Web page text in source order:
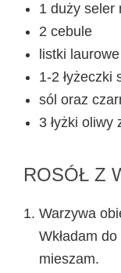
1 duży seler
2 cebule
listki
1-2 łyżeczki
sól oraz
3 łyżki oliwy
ROSÓŁ Z
Warzywa
Wkładam
mieszam.